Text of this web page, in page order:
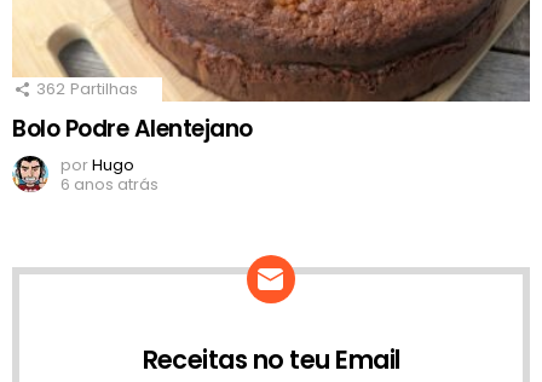
362 Partilhas
Bolo Podre Alentejano
porHugo
6 anos atrás
Receitas no teu Email